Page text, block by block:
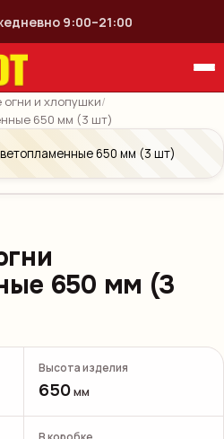
9:00–21:00
огни и хлопушки/
650 мм (3 шт)
650 мм (3
Высота изделия
650мм